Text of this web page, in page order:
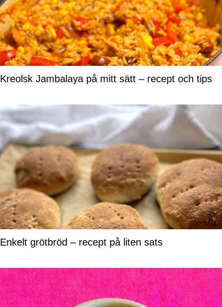
Kreolsk Jambalaya på mitt sätt – recept och tips
Enkelt grötbröd – recept på liten sats